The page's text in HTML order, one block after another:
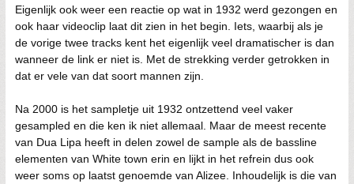
Eigenlijk ook weer een reactie op wat in 1932 werd gezongen en
ook haar videoclip laat dit zien in het begin. Iets, waarbij als je
de vorige twee tracks kent het eigenlijk veel dramatischer is dan
wanneer de link er niet is. Met de strekking verder getrokken in
dat er vele van dat soort mannen zijn.
Na 2000 is het sampletje uit 1932 ontzettend veel vaker
gesampled en die ken ik niet allemaal. Maar de meest recente
van Dua Lipa heeft in delen zowel de sample als de bassline
elementen van White town erin en lijkt in het refrein dus ook
weer soms op laatst genoemde van Alizee. Inhoudelijk is die van